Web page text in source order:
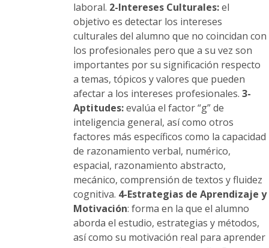
laboral. 2-Intereses Culturales:el
objetivo es detectar los intereses
culturales del alumno que no coincidan con
los profesionales pero que a su vez son
importantes por su significación respecto
a temas, tópicos y valores que pueden
afectar a los intereses profesionales. 3-
Aptitudes:evalúa el factor “g” de
inteligencia general, así como otros
factores más específicos como la capacidad
de razonamiento verbal, numérico,
espacial, razonamiento abstracto,
mecánico, comprensión de textos y fluidez
cognitiva. 4-Estrategias de Aprendizaje y
Motivación: forma en la que el alumno
aborda el estudio, estrategias y métodos,
así como su motivación real para aprender